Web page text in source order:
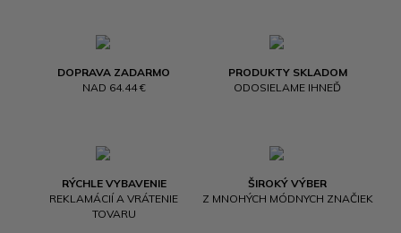
DOPRAVA ZADARMO
NAD 64.44 €
PRODUKTY SKLADOM
ODOSIELAME IHNEĎ
RÝCHLE VYBAVENIE
REKLAMÁCIÍ A VRÁTENIE
TOVARU
ŠIROKÝ VÝBER
Z MNOHÝCH MÓDNYCH ZNAČIEK